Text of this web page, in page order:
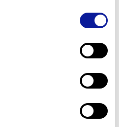
후속 케어를 받을 수 있습니다.
유전학 정보를 제공해 드립니다.